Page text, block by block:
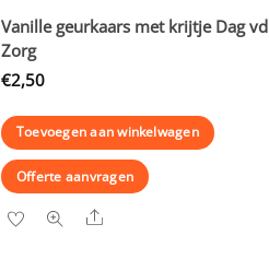
Vanille geurkaars met krijtje Dag vd
Zorg
€2,50
Toevoegen aan winkelwagen
Offerte aanvragen
Share